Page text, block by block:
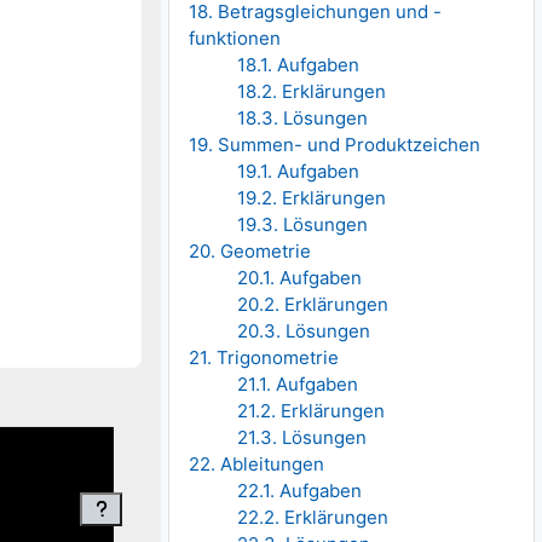
18. Betragsgleichungen und -
funktionen
18.1. Aufgaben
18.2. Erklärungen
18.3. Lösungen
19. Summen- und Produktzeichen
19.1. Aufgaben
19.2. Erklärungen
19.3. Lösungen
20. Geometrie
20.1. Aufgaben
20.2. Erklärungen
20.3. Lösungen
21. Trigonometrie
21.1. Aufgaben
21.2. Erklärungen
21.3. Lösungen
22. Ableitungen
22.1. Aufgaben
22.2. Erklärungen